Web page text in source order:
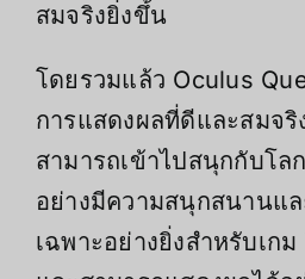
สมจริงยิ่งขึ้น
โดยรวมแล้ว Oculus
การแสดงผลที่ดีและสมจริ
สามารถเข้าไปสนุกกับโล
อย่างมีความสนุกสนานแ
เฉพาะอย่างยิ่งสำหรับเก